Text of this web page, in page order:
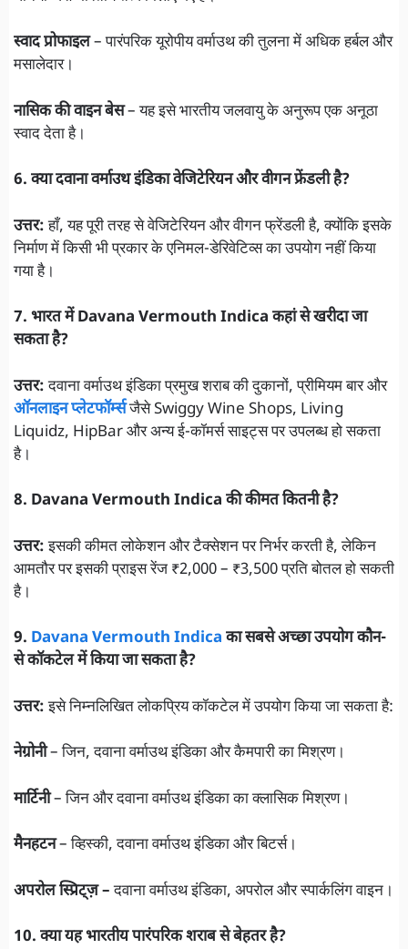
स्वाद प्रोफाइल– पारंपरिक यूरोपीय वर्माउथ की तुलना में अधिक हर्बल और
मसालेदार।
नासिक की वाइन बेस– यह इसे भारतीय जलवायु के अनुरूप एक अनूठा
स्वाद देता है।
6. क्या दवाना वर्माउथ इंडिका वेजिटेरियन और वीगन फ्रेंडली है?
उत्तर:हाँ, यह पूरी तरह से वेजिटेरियन और वीगन फ्रेंडली है, क्योंकि इसके
निर्माण में किसी भी प्रकार के एनिमल-डेरिवेटिव्स का उपयोग नहीं किया
गया है।
7. भारत में Davana Vermouth Indica कहां से खरीदा जा
सकता है?
उत्तर:दवाना वर्माउथ इंडिका प्रमुख शराब की दुकानों, प्रीमियम बार और
ऑनलाइन प्लेटफॉर्म्सजैसे Swiggy Wine Shops, Living
Liquidz, HipBar और अन्य ई-कॉमर्स साइट्स पर उपलब्ध हो सकता
है।
8. Davana Vermouth Indica की कीमत कितनी है?
उत्तर:इसकी कीमत लोकेशन और टैक्सेशन पर निर्भर करती है, लेकिन
आमतौर पर इसकी प्राइस रेंज ₹2,000 – ₹3,500 प्रति बोतल हो सकती
है।
9. Davana Vermouth Indica का सबसे अच्छा उपयोग कौन-
से कॉकटेल में किया जा सकता है?
उत्तर:इसे निम्नलिखित लोकप्रिय कॉकटेल में उपयोग किया जा सकता है:
नेग्रोनी– जिन, दवाना वर्माउथ इंडिका और कैमपारी का मिश्रण।
मार्टिनी– जिन और दवाना वर्माउथ इंडिका का क्लासिक मिश्रण।
मैनहटन– व्हिस्की, दवाना वर्माउथ इंडिका और बिटर्स।
अपरोल स्प्रिट्ज़ –दवाना वर्माउथ इंडिका, अपरोल और स्पार्कलिंग वाइन।
10. क्या यह भारतीय पारंपरिक शराब से बेहतर है?